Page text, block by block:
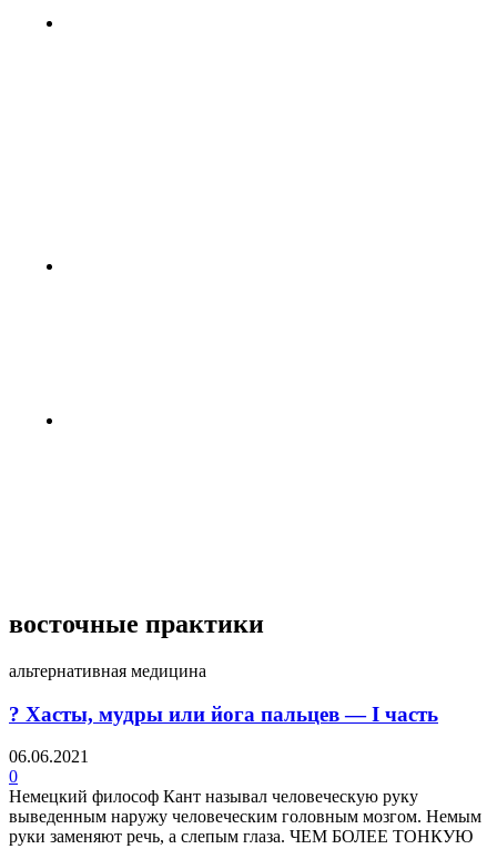
восточные практики
альтернативная медицина
? Хасты, мудры или йога пальцев — I часть
06.06.2021
0
Немецкий философ Кант называл человеческую руку
выведенным наружу человеческим головным мозгом. Немым
руки заменяют речь, а слепым глаза. ЧЕМ БОЛЕЕ ТОНКУЮ